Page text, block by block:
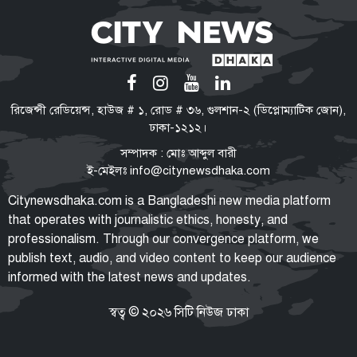
পরিবর্তনের পক্ষে-বিপক্ষে নানা শক্তি
তরুণদের সঙ্গে সমাজ ও রাষ্ট্রের একটি
ইতিবাচক সমন্বয় প্রয়োজন বললেন
হোসেন জিল্লুর
টিএফআই সেলে বন্দি রেখে নির্যাতন
শেখ হাসিনার নির্দেশে গুম করা হয়েছিল
‘হাসিনা কার্ড’ খেলবেন আবার বন্ধুত্ব
চাইবেন, দুটো বিপরীতমুখী: ভারতকে
স্বরাষ্ট্রমন্ত্রী
যুক্তরাষ্ট্র সব শর্ত মানলেই খুলবে
রিজেন্সী রেডিয়েন্স, হাউজ # ১, রোড # ৩৬, গুলশান-২ (ডিপ্লোম্যাটিক জোন),
ঢাকা-১২১২।
সম্পাদক : মোঃ আব্দুল বারী
ই-মেইলঃ info@citynewsdhaka.com
Citynewsdhaka.com is a Bangladeshi new media platform
that operates with journalistic ethics, honesty, and
professionalism. Through our convergence platform, we
publish text, audio, and video content to keep our audience
informed with the latest news and updates.
স্বত্ব © ২০২৬ সিটি নিউজ ঢাকা